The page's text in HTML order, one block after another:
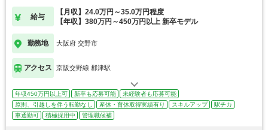
給与
【月収】24.0万円～35.0万円程度
【年収】380万円～450万円以上 新卒モデル
勤務地 大阪府 交野市
アクセス 京阪交野線 郡津駅
年収450万円以上可 新卒も応募可能
未経験者も応募可能
原則、引越しを伴う転勤なし
産休・育休取得実績有り スキルアップ
駅チカ
車通勤可
積極採用中 管理職候補